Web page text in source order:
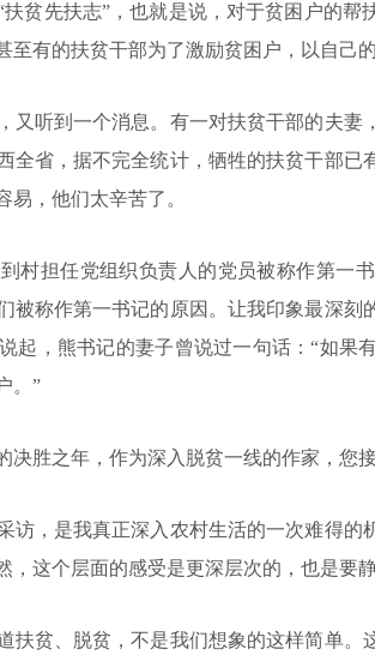
先扶志”，也就是说，对于贫困户的帮
有的扶贫干部为了激励贫困户，以自己
听到一个消息。有一对扶贫干部的夫妻
全省，据不完全统计，牺牲的扶贫干部已
，他们太辛苦了。
担任党组织负责人的党员被称作第一书
被称作第一书记的原因。让我印象最深
起，熊书记的妻子曾说过一句话：“如果
。”
胜之年，作为深入脱贫一线的作家，您
，是我真正深入农村生活的一次难得的
这个层面的感受是更深层次的，也是要
贫、脱贫，不是我们想象的这样简单。